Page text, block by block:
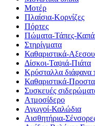
Μοτέρ
Πλαίσια-Κορνίζες
Πόρτες
Πώματα-Τάπες-
Στηρίγματα
Καθαριστικά-
Δίσκοι-Ταψιά-Πιάτα
Κρύσταλλα διάφανα
Καθαριστικά-
Συσκευές
Ατμοσίδερο
Αγωγοί-Καλώδια
Αισθητήρια-